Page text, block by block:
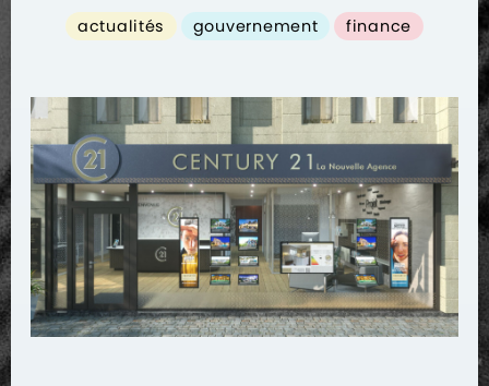
actualités gouvernement finance